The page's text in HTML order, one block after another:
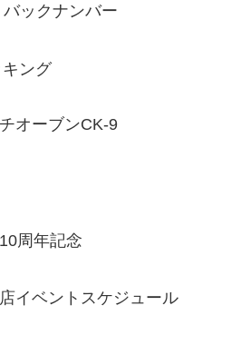
ックナンバー
ング
オーブンCK-9
周年記念
イベントスケジュール